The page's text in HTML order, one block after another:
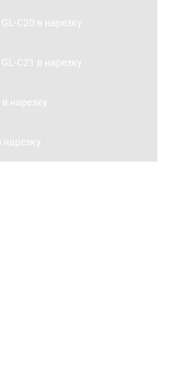
С20 в нарезку
С21 в нарезку
нарезку